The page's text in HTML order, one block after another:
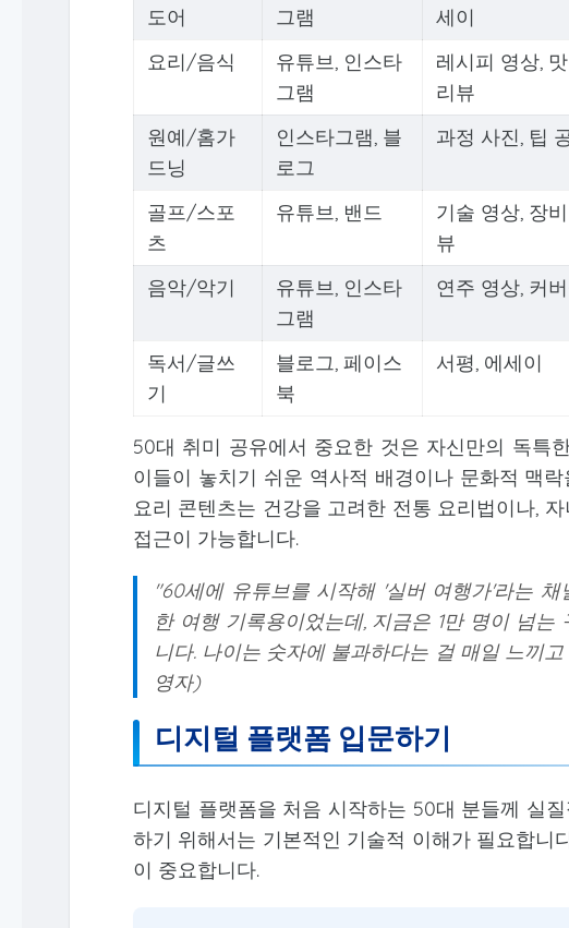
도어
그램
세이
요리/음식
유튜브, 인스타
그램
레시피 영상,
리뷰
원예/홈가
드닝
인스타그램, 블
로그
과정 사진, 팁
골프/스포
츠
유튜브, 밴드
기술 영상, 장
뷰
음악/악기
유튜브, 인스타
그램
연주 영상, 커
독서/글쓰
기
블로그, 페이스
북
서평, 에세이
50대 취미 공유에서 중요한 것은 자신만의 독특
이들이 놓치기 쉬운 역사적 배경이나 문화적 맥
요리 콘텐츠는 건강을 고려한 전통 요리법이나,
접근이 가능합니다.
"60세에 유튜브를 시작해 '실버 여행가'라는
한 여행 기록용이었는데, 지금은 1만 명이 넘
니다. 나이는 숫자에 불과하다는 걸 매일 느끼
영자)
디지털 플랫폼 입문하기
디지털 플랫폼을 처음 시작하는 50대 분들께 실
하기 위해서는 기본적인 기술적 이해가 필요합니
이 중요합니다.